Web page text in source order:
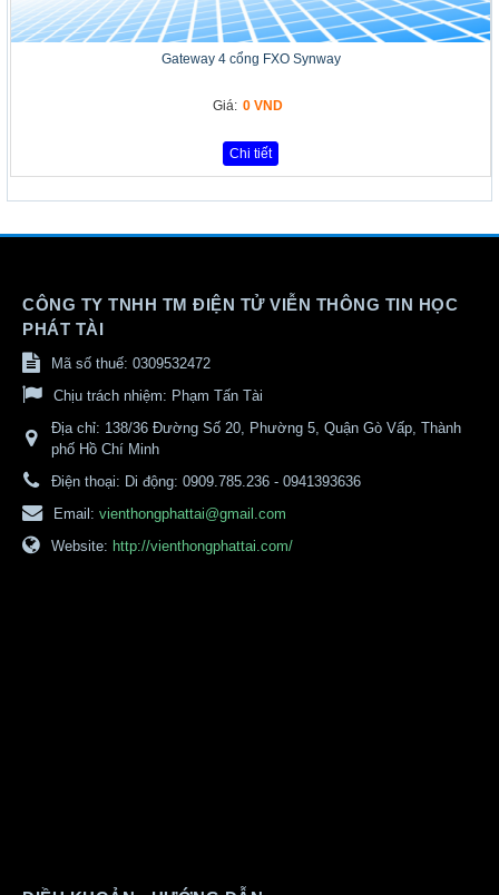
Gateway 4 cổng FXO Synway
Giá: 0 VND
Chi tiết
CÔNG TY TNHH TM ĐIỆN TỬ VIỄN THÔNG TIN HỌC
PHÁT TÀI
Mã số thuế: 0309532472
Chịu trách nhiệm: Phạm Tấn Tài
Địa chỉ: 138/36 Đường Số 20, Phường 5, Quận Gò Vấp, Thành
phố Hồ Chí Minh
Điện thoại: Di động: 0909.785.236 - 0941393636
Email: vienthongphattai@gmail.com
Website: http://vienthongphattai.com/